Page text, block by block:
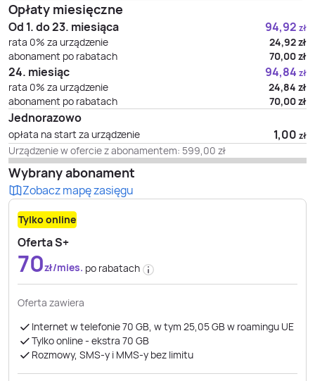
Opłaty miesięczne
Od 1. do 23. miesiąca 94,92 zł
rata 0% za urządzenie 24,92zł
abonament po rabatach
70,00zł
24. miesiąc 94,84 zł
rata 0% za urządzenie 24,84 zł
abonament po rabatach
70,00zł
Jednorazowo
opłata na start za urządzenie 1,00 zł
Urządzenie w ofercie z abonamentem: 599,00 zł
Wybrany abonament
Zobacz mapę zasięgu
Tylko online
Oferta S+
70zł/mies. po rabatach
Oferta zawiera
Internet w telefonie 70 GB, w tym 25,05 GB w roamingu UE
Tylko online - ekstra 70 GB
Rozmowy, SMS-y i MMS-y bez limitu